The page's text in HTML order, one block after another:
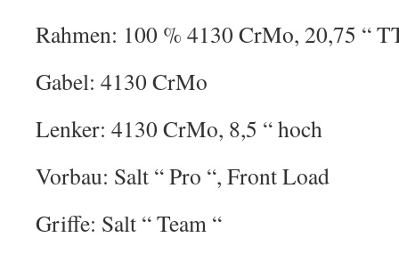
Rahmen: 100 % 4130 CrMo, 20,75 “
Gabel: 4130 CrMo
Lenker: 4130 CrMo, 8,5 “ hoch
Vorbau: Salt “ Pro “, Front Load
Griffe: Salt “ Team “